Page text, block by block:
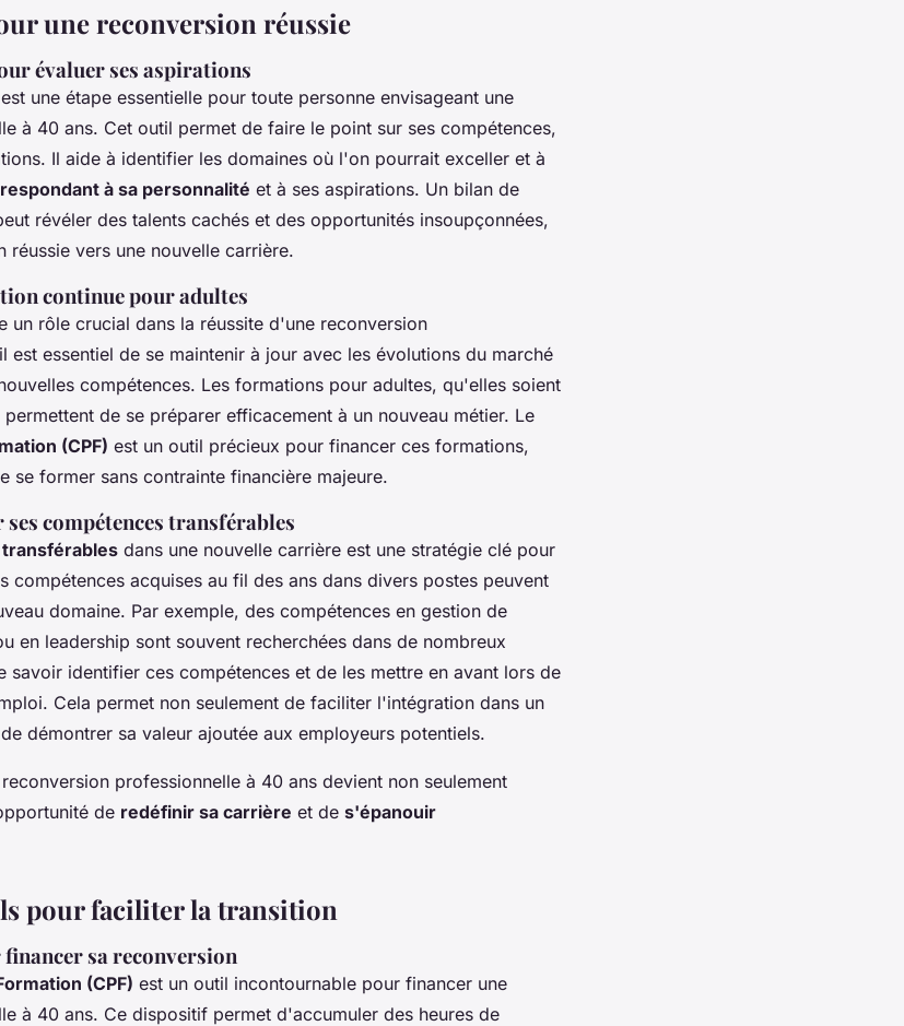
une reconversion réussie
évaluer ses aspirations
est une étape essentielle pour toute personne envisageant une
à 40 ans. Cet outil permet de faire le point sur ses compétences,
Il aide à identifier les domaines où l'on pourrait exceller et à
à sa personnalité et à ses aspirations. Un bilan de
révéler des talents cachés et des opportunités insoupçonnées,
réussie vers une nouvelle carrière.
continue pour adultes
un rôle crucial dans la réussite d'une reconversion
est essentiel de se maintenir à jour avec les évolutions du marché
compétences. Les formations pour adultes, qu'elles soient
de se préparer efficacement à un nouveau métier. Le
(CPF) est un outil précieux pour financer ces formations,
se former sans contrainte financière majeure.
compétences transférables
dans une nouvelle carrière est une stratégie clé pour
compétences acquises au fil des ans dans divers postes peuvent
domaine. Par exemple, des compétences en gestion de
en leadership sont souvent recherchées dans de nombreux
savoir identifier ces compétences et de les mettre en avant lors de
Cela permet non seulement de faciliter l'intégration dans un
démontrer sa valeur ajoutée aux employeurs potentiels.
professionnelle à 40 ans devient non seulement
de redéfinir sa carrière et de s'épanouir
pour faciliter la transition
sa reconversion
(CPF) est un outil incontournable pour financer une
à 40 ans. Ce dispositif permet d'accumuler des heures de